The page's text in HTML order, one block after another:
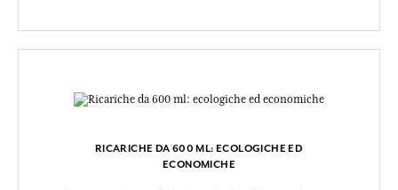
RICARICHE DA 600 ML: ECOLOGICHE ED
ECONOMICHE